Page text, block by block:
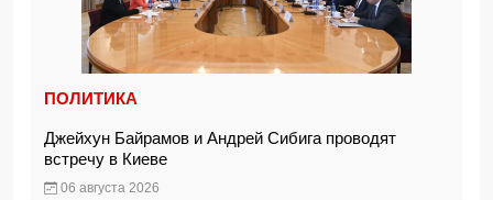
ПОЛИТИКА
Джейхун Байрамов и Андрей Сибига проводят
встречу в Киеве
06 августа 2026